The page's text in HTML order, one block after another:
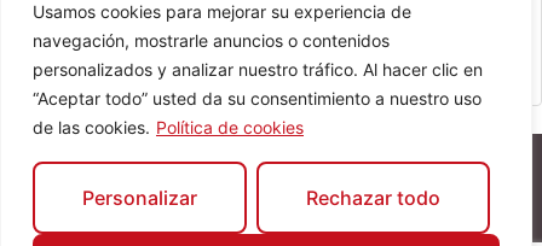
Usamos cookies para mejorar su experiencia de
navegación, mostrarle anuncios o contenidos
personalizados y analizar nuestro tráfico. Al hacer clic en
“Aceptar todo” usted da su consentimiento a nuestro uso
de las cookies. Política de cookies
Personalizar Rechazar todo